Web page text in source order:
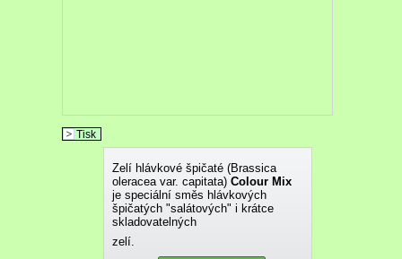
Tisk
Zelí hlávkové špičaté (Brassica
oleracea var. capitata) Colour Mix
je speciální směs hlávkových
špičatých "salátových" i krátce
skladovatelných
zelí.